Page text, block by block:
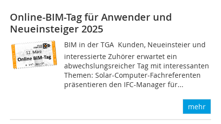
Online-BIM-Tag für Anwender und
Neueinsteiger 2025
BIM in der TGA  Kunden, Neueinsteier und
interessierte Zuhörer erwartet ein
abwechslungsreicher Tag mit interessanten
Themen: Solar-Computer-Fachreferenten
präsentieren den IFC-Manager für...
mehr